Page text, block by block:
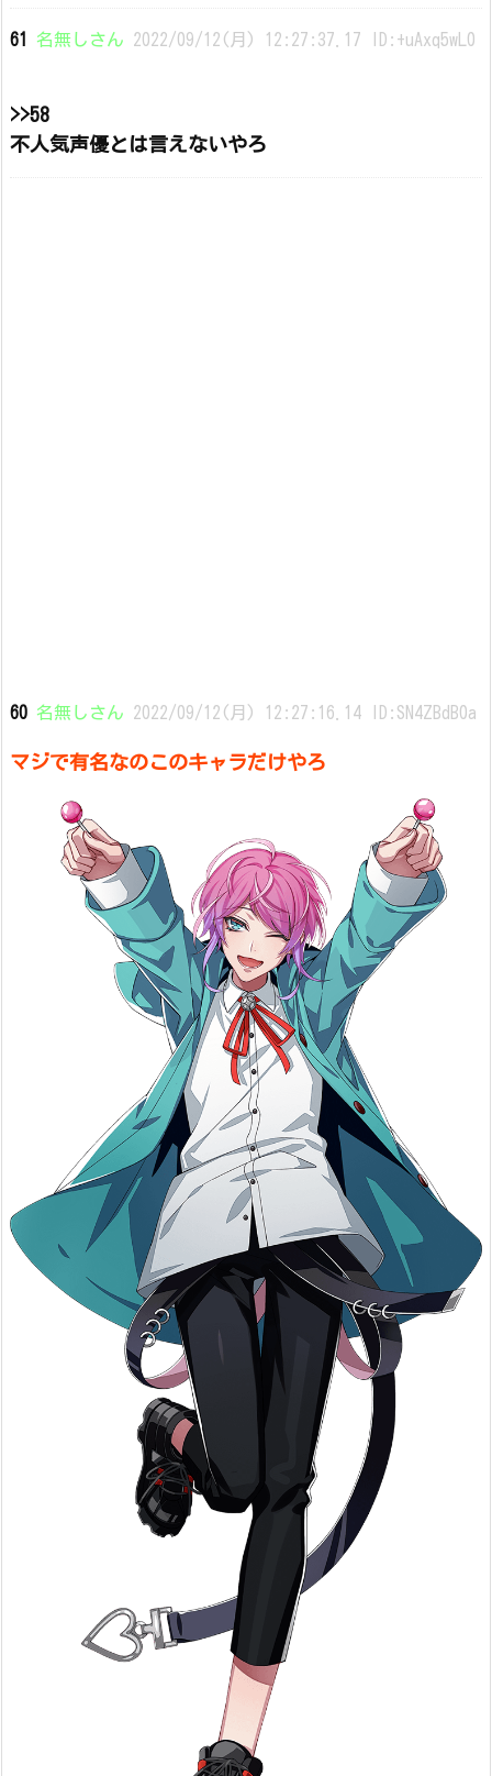
61 名無しさん 2022/09/12(月) 12:27:37.17 ID:+uAxq5wL0
>>58
不人気声優とは言えないやろ
60 名無しさん 2022/09/12(月) 12:27:16.14 ID:SN4ZBdB0a
マジで有名なのこのキャラだけやろ